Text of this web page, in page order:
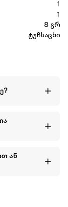
1
1
8 გრ
ტუჩსაცხი
ან